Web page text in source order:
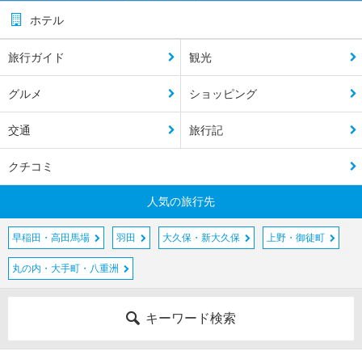
町・
国・
亀戸
羽
田・
大
蒲田
吉祥
寺・
ホテル
旅行ガイド 観光
グルメ ショッピング
交通 旅行記
クチコミ
人気の旅行先
早稲田・高田馬場 羽田 大久保・新大久保 上野・御徒町
丸の内・大手町・八重洲
キーワード検索